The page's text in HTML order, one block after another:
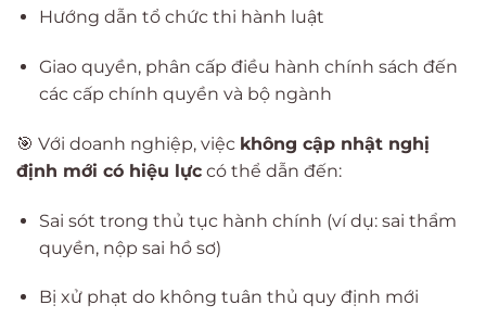
Hướng dẫn tổ chức thi hành luật
Giao quyền, phân cấp điều hành chính sách đến
các cấp chính quyền và bộ ngành
🎯 Với doanh nghiệp, việc không cập nhật nghị
định mới có hiệu lực có thể dẫn đến:
Sai sót trong thủ tục hành chính (ví dụ: sai thẩm
quyền, nộp sai hồ sơ)
Bị xử phạt do không tuân thủ quy định mới